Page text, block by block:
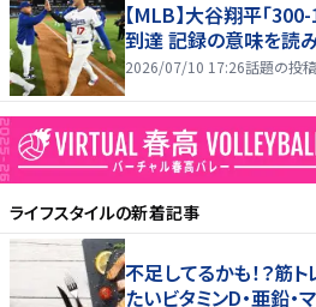
【MLB】大谷翔平「
到達 記録の意味を読
2026/07/10 17:26話題の投稿
ライフスタイルの新着記事
不足してるかも！？筋
たいビタミンD・亜鉛・